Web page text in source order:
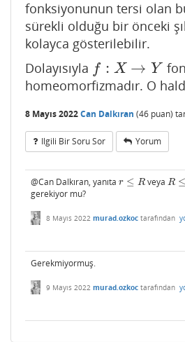
fonksiyonunun tersi olan
sürekli olduğu bir önceki
kolayca gösterilebilir.
Dolayısıyla f : X → Y
f:X→Y
homeomorfizmadır. O
8 Mayıs 2022Can Dalkıran (46 puan)
Ilgili Bir Soru Sor Yorum
@Can Dalkıran, yanıta r ≤ R
r≤ R veya R ≤
R≤ r
gerekiyor mu?
8 Mayıs 2022 murad.ozkoc tarafından
Gerekmiyormuş.
9 Mayıs 2022 murad.ozkoc tarafından